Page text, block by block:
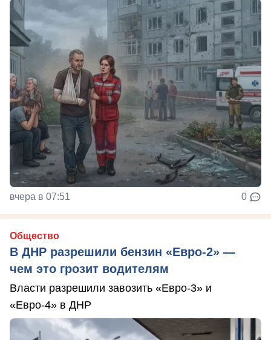
вчера в 07:51 0
Общество
В ДНР разрешили бензин «Евро-2» —
чем это грозит водителям
Власти разрешили завозить «Евро-3» и
«Евро-4» в ДНР